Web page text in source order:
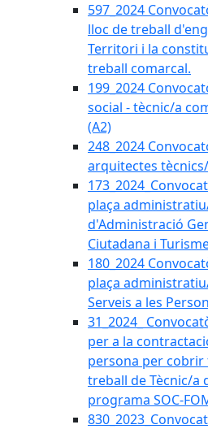
597_2024
lloc de treball
Territori i la
treball comarcal.
199_2024
social - tècnic/a
(A2)
248_2024
arquitectes
plaça
d'Administració
Ciutadana i
180_2024
plaça
Serveis a les
31_2024_
per a la
persona per
treball de Tècnic/a
programa SOC-